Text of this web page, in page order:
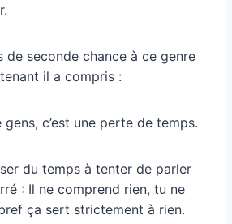
de seconde chance à ce genre
il a compris :
c’est une perte de temps.
du temps à tenter de parler
: Il ne comprend rien, tu ne
ça sert strictement à rien.